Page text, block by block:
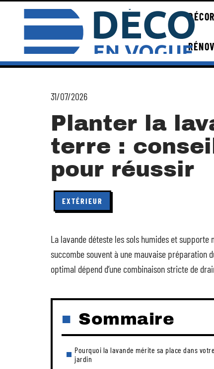
31/07/2026
Planter la
terre :
pour réussir
EXTÉRIEUR
La lavande déteste les sols humides et supporte
succombe souvent à une mauvaise préparation
optimal dépend d’une combinaison stricte de
Sommaire
Pourquoi la lavande mérite sa place dans votre
jardin